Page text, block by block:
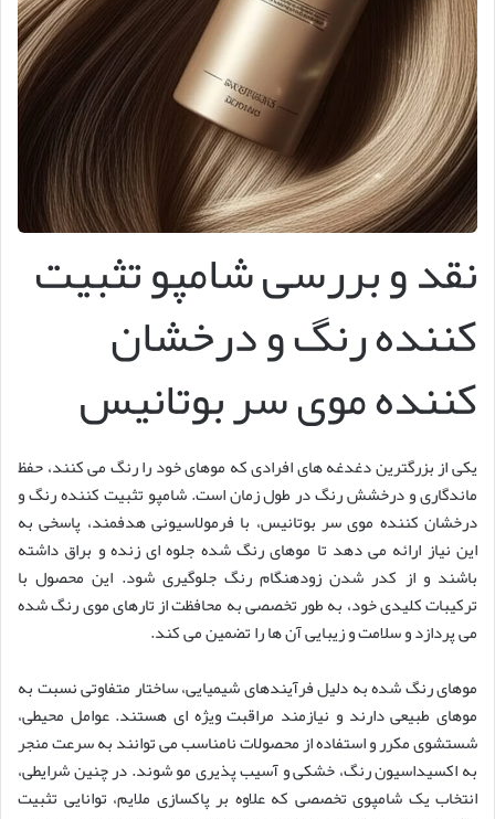
نقد و بررسی شامپو تثبیت
کننده رنگ و درخشان
کننده موی سر بوتانیس
یکی از بزرگترین دغدغه های افرادی که موهای خود را رنگ می کنند، حفظ
ماندگاری و درخشش رنگ در طول زمان است. شامپو تثبیت کننده رنگ و
درخشان کننده موی سر بوتانیس، با فرمولاسیونی هدفمند، پاسخی به
این نیاز ارائه می دهد تا موهای رنگ شده جلوه ای زنده و براق داشته
باشند و از کدر شدن زودهنگام رنگ جلوگیری شود. این محصول با
ترکیبات کلیدی خود، به طور تخصصی به محافظت از تارهای موی رنگ شده
می پردازد و سلامت و زیبایی آن ها را تضمین می کند.
موهای رنگ شده به دلیل فرآیندهای شیمیایی، ساختار متفاوتی نسبت به
موهای طبیعی دارند و نیازمند مراقبت ویژه ای هستند. عوامل محیطی،
شستشوی مکرر و استفاده از محصولات نامناسب می توانند به سرعت منجر
به اکسیداسیون رنگ، خشکی و آسیب پذیری مو شوند. در چنین شرایطی،
انتخاب یک شامپوی تخصصی که علاوه بر پاکسازی ملایم، توانایی تثبیت